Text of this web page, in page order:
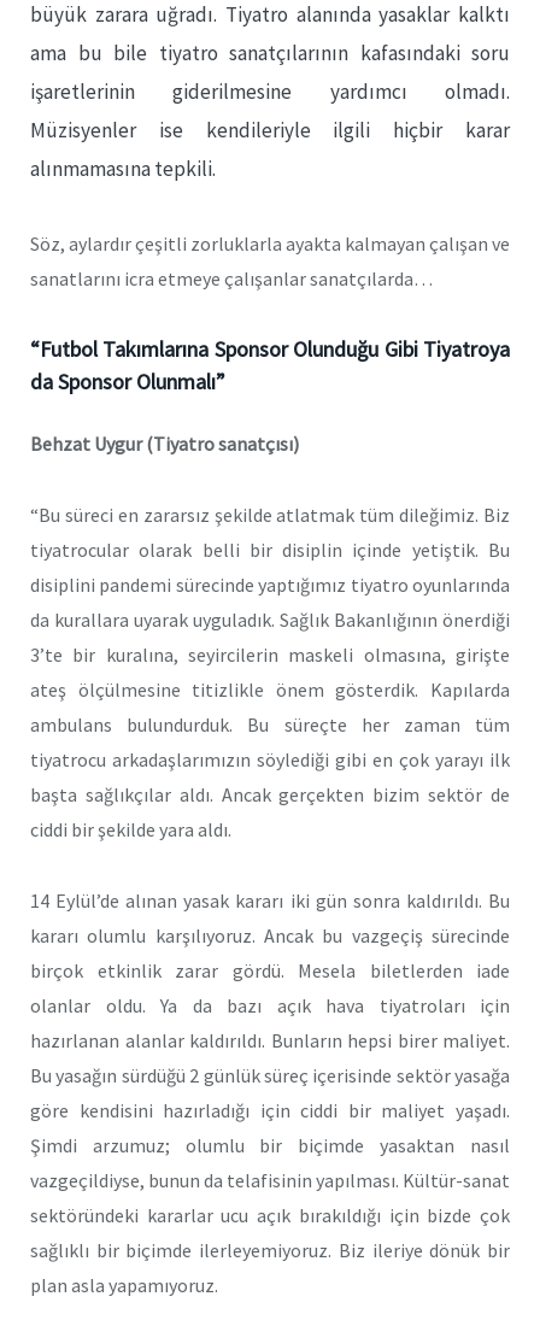
büyük zarara uğradı. Tiyatro alanında yasaklar kalktı
ama bu bile tiyatro sanatçılarının kafasındaki soru
işaretlerinin giderilmesine yardımcı olmadı.
Müzisyenler ise kendileriyle ilgili hiçbir karar
alınmamasına tepkili.
Söz, aylardır çeşitli zorluklarla ayakta kalmayan çalışan ve
sanatlarını icra etmeye çalışanlar sanatçılarda…
“Futbol Takımlarına Sponsor Olunduğu Gibi Tiyatroya
da Sponsor Olunmalı”
Behzat Uygur (Tiyatro sanatçısı)
“Bu süreci en zararsız şekilde atlatmak tüm dileğimiz. Biz
tiyatrocular olarak belli bir disiplin içinde yetiştik. Bu
disiplini pandemi sürecinde yaptığımız tiyatro oyunlarında
da kurallara uyarak uyguladık. Sağlık Bakanlığının önerdiği
3’te bir kuralına, seyircilerin maskeli olmasına, girişte
ateş ölçülmesine titizlikle önem gösterdik. Kapılarda
ambulans bulundurduk. Bu süreçte her zaman tüm
tiyatrocu arkadaşlarımızın söylediği gibi en çok yarayı ilk
başta sağlıkçılar aldı. Ancak gerçekten bizim sektör de
ciddi bir şekilde yara aldı.
14 Eylül’de alınan yasak kararı iki gün sonra kaldırıldı. Bu
kararı olumlu karşılıyoruz. Ancak bu vazgeçiş sürecinde
birçok etkinlik zarar gördü. Mesela biletlerden iade
olanlar oldu. Ya da bazı açık hava tiyatroları için
hazırlanan alanlar kaldırıldı. Bunların hepsi birer maliyet.
Bu yasağın sürdüğü 2 günlük süreç içerisinde sektör yasağa
göre kendisini hazırladığı için ciddi bir maliyet yaşadı.
Şimdi arzumuz; olumlu bir biçimde yasaktan nasıl
vazgeçildiyse, bunun da telafisinin yapılması. Kültür-sanat
sektöründeki kararlar ucu açık bırakıldığı için bizde çok
sağlıklı bir biçimde ilerleyemiyoruz. Biz ileriye dönük bir
plan asla yapamıyoruz.